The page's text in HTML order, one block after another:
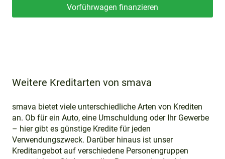
Vorführwagen finanzieren
Weitere Kreditarten von smava
smava bietet viele unterschiedliche Arten von Krediten
an. Ob für ein Auto, eine Umschuldung oder Ihr Gewerbe
– hier gibt es günstige Kredite für jeden
Verwendungszweck. Darüber hinaus ist unser
Kreditangebot auf verschiedene Personengruppen